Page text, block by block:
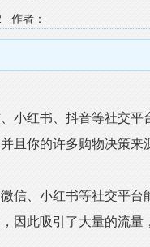
作者：
红书、抖音等社交平
且你的许多购物决策来
、小红书等社交平台
因此吸引了大量的流量